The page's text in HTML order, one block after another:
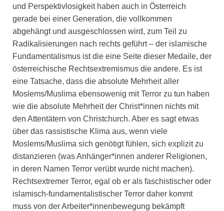
und Perspektivlosigkeit haben auch in Österreich
gerade bei einer Generation, die vollkommen
abgehängt und ausgeschlossen wird, zum Teil zu
Radikalisierungen nach rechts geführt – der islamische
Fundamentalismus ist die eine Seite dieser Medaile, der
österreichische Rechtsextremismus die andere. Es ist
eine Tatsache, dass die absolute Mehrheit aller
Moslems/Muslima ebensowenig mit Terror zu tun haben
wie die absolute Mehrheit der Christ*innen nichts mit
den Attentätern von Christchurch. Aber es sagt etwas
über das rassistische Klima aus, wenn viele
Moslems/Muslima sich genötigt fühlen, sich explizit zu
distanzieren (was Anhänger*innen anderer Religionen,
in deren Namen Terror verübt wurde nicht machen).
Rechtsextremer Terror, egal ob er als faschistischer oder
islamisch-fundamentalistischer Terror daher kommt
muss von der Arbeiter*innenbewegung bekämpft